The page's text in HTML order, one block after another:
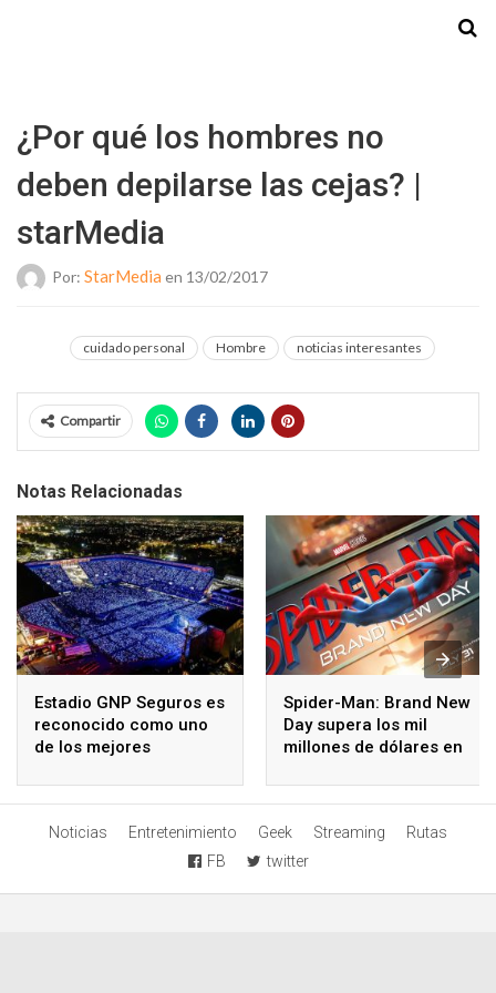
¿Por qué los hombres no
deben depilarse las cejas? |
starMedia
Por: StarMedia en 13/02/2017
cuidado personal Hombre noticias interesantes
Compartir
Notas Relacionadas
Estadio GNP Seguros es
reconocido como uno
de los mejores
del mundo
Spider-Man: Brand New
Day supera los mil
millones de dólares en
Noticias Entretenimiento Geek Streaming
Rutas
FB
twitter